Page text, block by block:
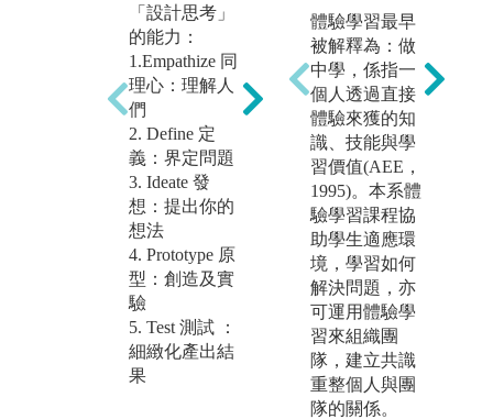
「設計思考」
的能力：
1.Empathize 同
理心：理解人
們
2. Define 定
義：界定問題
3. Ideate 發
想：提出你的
想法
4. Prototype 原
型：創造及實
驗
5. Test 測試 ：
細緻化產出結
果
「未來思考」
的能力：未來
思考是嘗試創
造新的、多樣
化的未來想
像，有遠見式
地去探索可能
會發生的未來
情節的方法
圖解:教設系的
產學研究機構
合作運用未來
思考
體驗學習最早
被解釋為：做
中學，係指一
個人透過直接
體驗來獲的知
識、技能與學
習價值(AEE，
1995)。本系體
驗學習課程協
助學生適應環
境，學習如何
解決問題，亦
可運用體驗學
習來組織團
隊，建立共識
重整個人與團
隊的關係。